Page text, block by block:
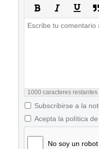
1000 caracteres restantes
Subscribirse a la
Acepta la política
No soy un robot